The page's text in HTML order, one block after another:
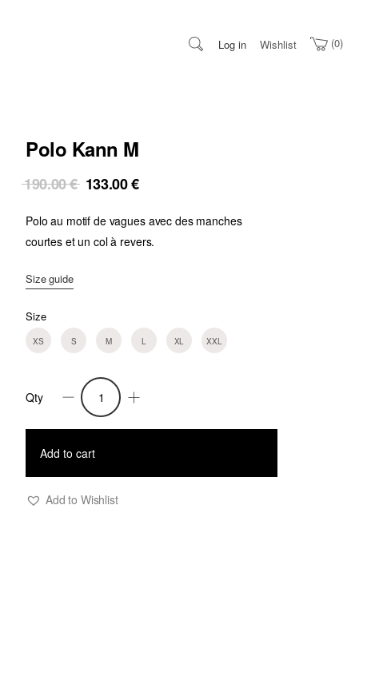
Log in 0
Wishlist
Polo Kann M
190.00€ Original
was:
190.00 €.
133.00€
is:
133.00 €.
Polo au motif de vagues avec des manches
courtes et un col à revers.
Size guide
Size
XS S M L XL XXL
Polo
Kann
Qty
Add to cart
Add to Wishlist